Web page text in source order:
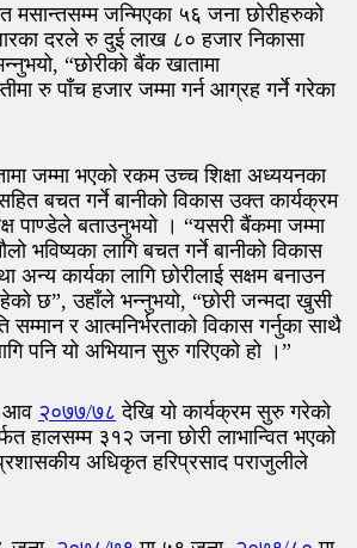
मसान्तसम्म जन्मिएका ५६ जना छोरीहरुको
दरले रु दुई लाख ८० हजार निकासा
“छोरीको बैंक खातामा
रु पाँच हजार जम्मा गर्न आग्रह गर्ने गरेका
जम्मा भएको रकम उच्च शिक्षा अध्ययनका
बचत गर्ने बानीको विकास उक्त कार्यक्रम
पाण्डेले बताउनुभयो । “यसरी बैंकमा जम्मा
भविष्यका लागि बचत गर्ने बानीको विकास
कार्यका लागि छोरीलाई सक्षम बनाउन
छ”, उहाँले भन्नुभयो, “छोरी जन्मदा खुसी
सम्मान र आत्मनिर्भरताको विकास गर्नुका साथै
पनि यो अभियान सुरु गरिएको हो ।”
आव २०७७/७८ देखि यो कार्यक्रम सुरु गरेको
हालसम्म ३१२ जना छोरी लाभान्वित भएको
अधिकृत हरिप्रसाद पराजुलीले